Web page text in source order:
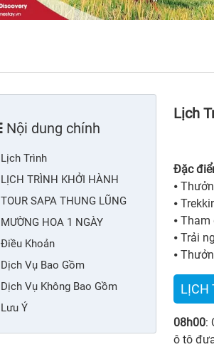
Nội dung chính
Lịch Trình
LỊCH TRÌNH KHỞI HÀNH
TOUR SAPA THUNG LŨNG
MƯỜNG HOA 1 NGÀY
Điều Khoản
Dịch Vụ Bao Gồm
Dịch Vụ Không Bao Gồm
Lưu Ý
Lịch
Đặc
⦁
⦁
⦁
⦁ Trải
⦁
LỊCH
08h00:
ô tô